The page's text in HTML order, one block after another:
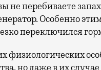
не перебиваете
Особенно
переключился
физиологических
но даже в их